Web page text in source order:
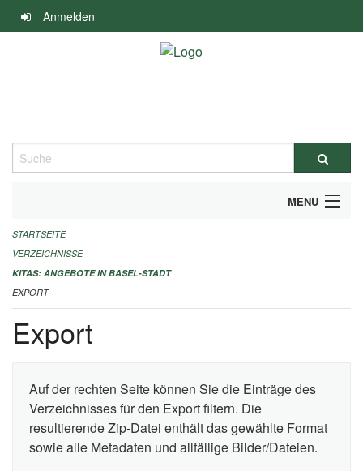
Navigation
überspringen
Anmelden
Suche
MENU
ALLGEMEINE INFORMATIONEN
IMPRESSUM
STARTSEITE
VERZEICHNISSE
KITAS: ANGEBOTE IN BASEL-STADT
EXPORT
Export
Auf der rechten Seite können Sie die Einträge des
Verzeichnisses für den Export filtern. Die
resultierende Zip-Datei enthält das gewählte Format
sowie alle Metadaten und allfällige Bilder/Dateien.